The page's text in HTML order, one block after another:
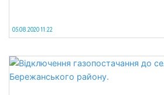
05.08.2020 11:22